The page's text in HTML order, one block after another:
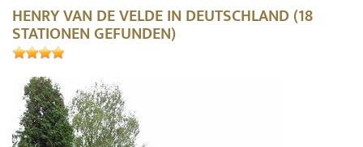
HENRY VAN DE VELDE IN DEUTSCHLAND (18
STATIONEN GEFUNDEN)